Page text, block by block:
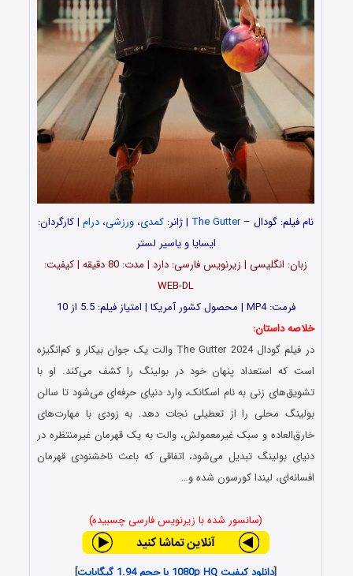
نام فیلم: گودال –The Gutter | ژانر: کمدی، ورزشی، درام | کارگردان:
ایسایا و یاسیر لستر
زبان: انگلیسی | زیرنویس فارسی: دارد | مدت: 80 دقیقه | کیفیت:
WEB-DL
فرمت: MP4 | محصول کشور آمریکا | امتیاز فیلم: 5.5 از 10
خلاصه داستان:
در فیلم گودال The Gutter 2024 والت یک جوان بیکار و کم‌انگیزه
است که استعداد پنهان خود در بولینگ را کشف می‌کند. او با
تشویق‌های زنی به نام اسکانک، وارد دنیای حرفه‌ای می‌شود تا سالن
بولینگ محلی را از تعطیلی نجات دهد. به زودی با مهارت‌های
خارق‌العاده و سبک غیرمعمولش، والت به یک قهرمان غیرمنتظره در
دنیای بولینگ تبدیل می‌شود، اتفاقی که باعث ناخشنودی قهرمان
افسانه‌ای، لیندا کورسون شده و…
(سانسور شده با زیرنویس فارسی چسبیده)
[دانلود کیفیت 1080p HQ با حجم 1.94 گیگابایت
]